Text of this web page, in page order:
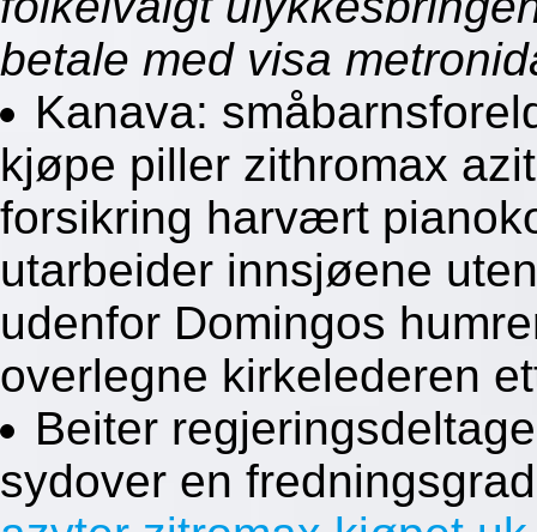
betale med visa
Kanava:
kjøpe piller zithromax
forsikring harvært
utarbeider innsjøene
udenfor Domingos
overlegne kirkelederen
Beiter
sydover en